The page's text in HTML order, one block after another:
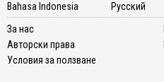
Bahasa Indonesia
Русский
За нас
Авторски права
Условия за ползване